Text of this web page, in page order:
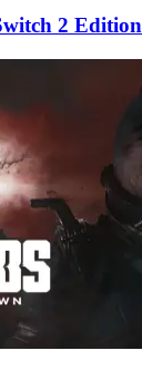
2 Edition